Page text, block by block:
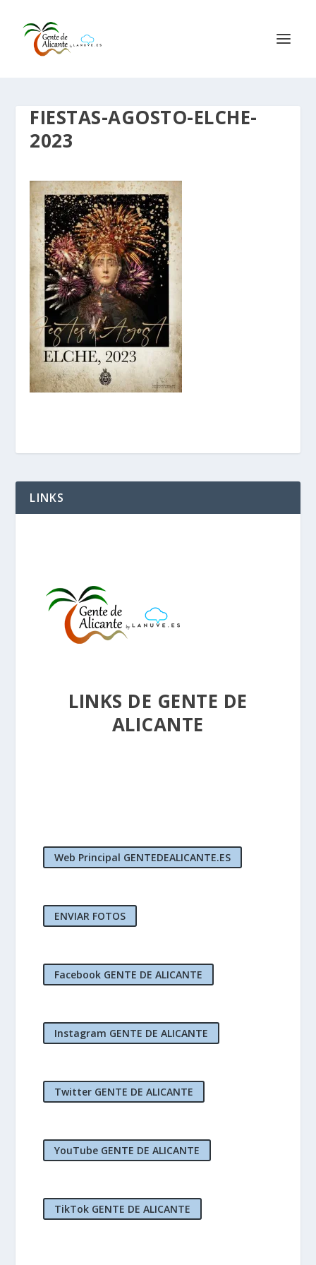
FIESTAS-AGOSTO-ELCHE-
2023
LINKS
LINKS DE GENTE DE
ALICANTE
Web Principal GENTEDEALICANTE.ES
ENVIAR FOTOS
Facebook GENTE DE ALICANTE
Instagram GENTE DE ALICANTE
Twitter GENTE DE ALICANTE
YouTube GENTE DE ALICANTE
TikTok GENTE DE ALICANTE